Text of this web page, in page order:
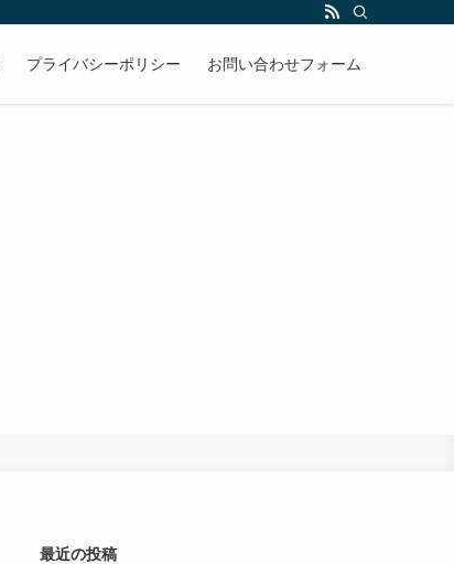
プライバシーポリシー お問い合わせフォーム
最近の投稿